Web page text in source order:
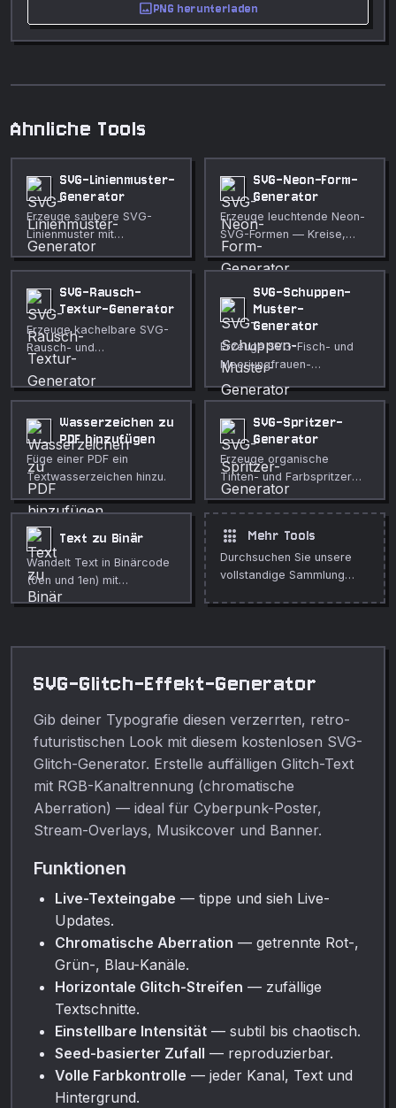
imagePNG herunterladen
Ahnliche Tools
SVG-Linienmuster-
Generator
Erzeuge saubere SVG-
Linienmuster mit
anpassbarem Winkel,
Abstand, Stärke und Farbe.
Perfekt für Hintergründe,
Schraffuren, Streifen und
dekorative Overlays.
SVG-Neon-Form-
Generator
Erzeuge leuchtende Neon-
SVG-Formen — Kreise,
Polygone, Sterne und mehr
— mit einstellbarem Strich,
Leuchten und Hintergrund.
SVG-Rausch-
Textur-Generator
Erzeuge kachelbare SVG-
Rausch- und
Körnungstexturen als
reines SVG — perfekt für
Overlays, Hintergründe und
Filmkorn-Effekte.
SVG-Schuppen-
Muster-
Generator
Erzeuge SVG-Fisch- und
Meerjungfrauen-
Schuppenmuster mit
anpassbarem Radius,
Strich und Füllung. Perfekt
für dekorative
Hintergründe,
Verpackungen, Modeprints
und Art-Déco-Designs.
Wasserzeichen zu
PDF hinzufügen
Füge einer PDF ein
Textwasserzeichen hinzu.
SVG-Spritzer-
Generator
Erzeuge organische
Tinten- und Farbspritzer
als SVG. Steuere
Tropfenanzahl, Radius,
Streuung und
einzigartige Spritzerkunst,
Grunge-Texturen und
künstlerische Hintergründe.
Text zu Binär
Wandelt Text in Binärcode
(0en und 1en) mit
zeichenweiser
apps Mehr Tools
Durchsuchen Sie unsere
vollstandige Sammlung
SVG-Glitch-Effekt-Generator
Gib deiner Typografie diesen verzerrten, retro-
futuristischen Look mit diesem kostenlosen SVG-
Glitch-Generator. Erstelle auffälligen Glitch-Text
mit RGB-Kanaltrennung (chromatische
Aberration) — ideal für Cyberpunk-Poster,
Stream-Overlays, Musikcover und Banner.
Funktionen
Live-Texteingabe — tippe und sieh Live-
Updates.
Chromatische Aberration — getrennte Rot-,
Grün-, Blau-Kanäle.
Horizontale Glitch-Streifen — zufällige
Textschnitte.
Einstellbare Intensität — subtil bis chaotisch.
Seed-basierter Zufall — reproduzierbar.
Volle Farbkontrolle — jeder Kanal, Text und
Hintergrund.